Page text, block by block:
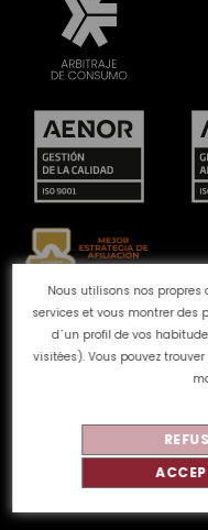
Nous utilisons nos propres
services et vous montrer des
d´un profil de vos
visitées). Vous pouvez
Canal des plaintes
confidentialité
Avis
2026 - Tous